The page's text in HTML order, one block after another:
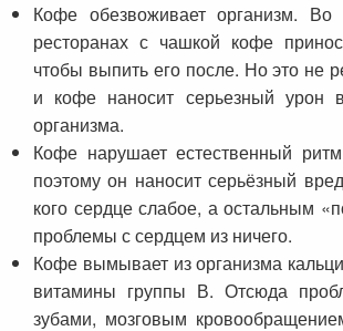
Кофе обезвоживает организм. Во
ресторанах с чашкой кофе
чтобы выпить его после. Но это не
и кофе наносит серьезный урон
организма.
Кофе нарушает естественный
поэтому он наносит серьёзный
кого сердце слабое, а остальным
проблемы с сердцем из ничего.
Кофе вымывает из организма
витамины группы В. Отсюда
зубами, мозговым